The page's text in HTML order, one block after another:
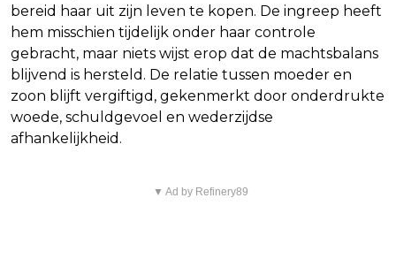
bereid haar uit zijn leven te kopen. De ingreep heeft
hem misschien tijdelijk onder haar controle
gebracht, maar niets wijst erop dat de machtsbalans
blijvend is hersteld. De relatie tussen moeder en
zoon blijft vergiftigd, gekenmerkt door onderdrukte
woede, schuldgevoel en wederzijdse
afhankelijkheid.
▼ Ad by Refinery89